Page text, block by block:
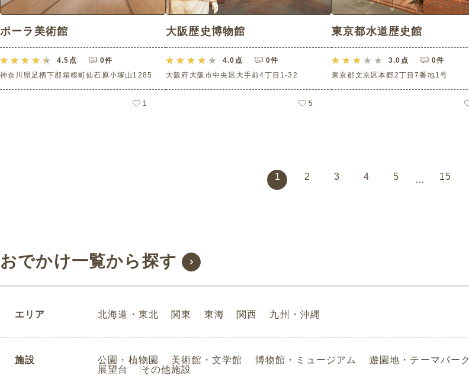
ポーラ美術館
4.5 点
0件
神奈川県足柄下郡箱根町仙石原小塚山1285
1
大阪歴史博物館
4.0 点
0件
大阪府大阪市中央区大手前4丁目1-32
5
東京都水道歴史館
3.0 点
0件
東京都文京区本郷2丁目7番地1号
1 2 3 4 5 … 15
おでかけ一覧から探す
エリア 北海道・東北 関東 東海 関西 九州・沖縄
施設 公園・植物園 美術館・文学館 博物館・ミュージアム 遊園地・テーマパーク
展望台
その他施設